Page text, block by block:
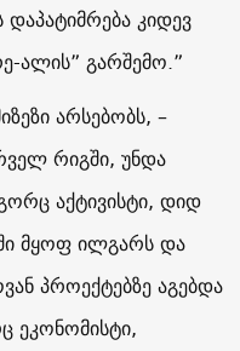
კიდევ
ალის” გარშემო.”
არსებობს, –
რიგში, უნდა
აქტივისტი, დიდ
მყოფ ილგარს და
პროექტებზე აგებდა
ეკონომისტი,